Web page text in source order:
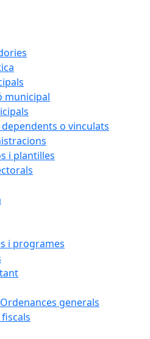
municipal
o vinculats
i plantilles
i programes
generals